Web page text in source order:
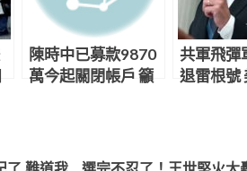
陳時中已募款9870
萬今起關閉帳戶 籲
共軍飛彈
退雷根號